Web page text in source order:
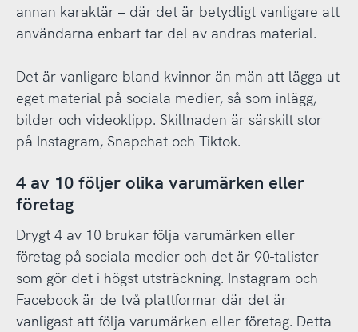
annan karaktär – där det är betydligt vanligare att
användarna enbart tar del av andras material.
Det är vanligare bland kvinnor än män att lägga ut
eget material på sociala medier, så som inlägg,
bilder och videoklipp. Skillnaden är särskilt stor
på Instagram, Snapchat och Tiktok.
4 av 10 följer olika varumärken eller
företag
Drygt 4 av 10 brukar följa varumärken eller
företag på sociala medier och det är 90-talister
som gör det i högst utsträckning. Instagram och
Facebook är de två plattformar där det är
vanligast att följa varumärken eller företag. Detta